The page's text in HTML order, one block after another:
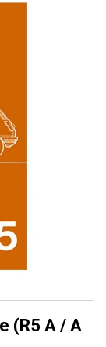
(R5 A / A